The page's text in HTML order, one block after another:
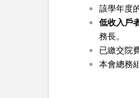
該學年度
低收入戶
務長。
已繳交院
本會總務